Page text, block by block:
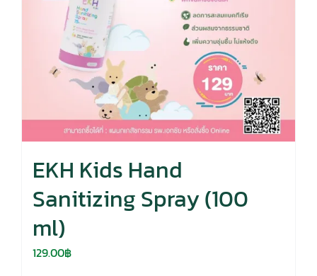
EKH Kids Hand
Sanitizing Spray (100
ml)
129.00฿